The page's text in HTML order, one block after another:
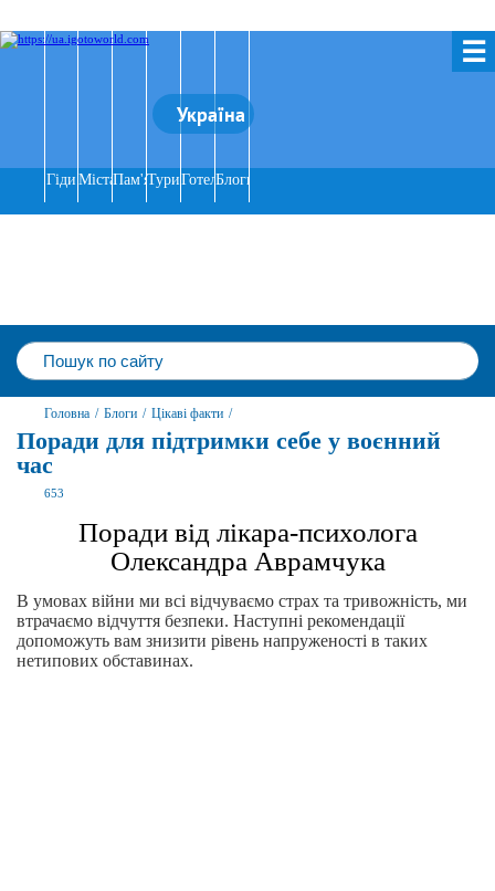
☰
Україна
Гіди МістаПам'ятки
ТуриГотеліБлоги
Головна / Блоги / Цікаві факти /
Поради для підтримки себе у воєнний
час
653
Поради від лікара-психолога
Олександра Аврамчука
В умовах війни ми всі відчуваємо страх та тривожність, ми
втрачаємо відчуття безпеки. Наступні рекомендації
допоможуть вам знизити рівень напруженості в таких
нетипових обставинах.